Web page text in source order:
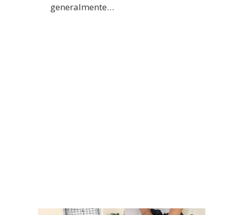
generalmente…